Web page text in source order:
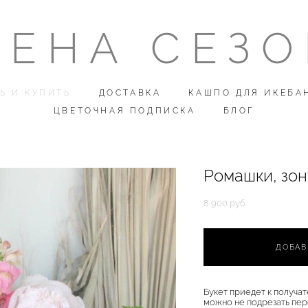
И КУПИТЬ ДОСТАВКА КАШПО ДЛЯ
ЦВЕТОЧНАЯ ПОДПИСКА
БЛОГ
И КУПИТЬ ДОСТАВКА КАШПО ДЛЯ
ЦВЕТОЧНАЯ ПОДПИСКА
БЛОГ
Ромашки,
8 900 pуб.
Букет приедет к
можно не подрезать